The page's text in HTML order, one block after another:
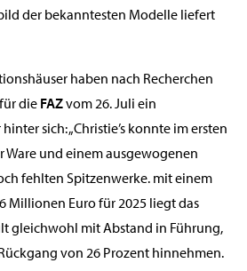
der bekanntesten Modelle liefert
haben nach Recherchen
die FAZvom 26. Juli ein
sich: „Christie’s konnte im ersten
Ware und einem ausgewogenen
fehlten Spitzenwerke. mit einem
Millionen Euro für 2025 liegt das
gleichwohl mit Abstand in Führung,
von 26 Prozent hinnehmen.